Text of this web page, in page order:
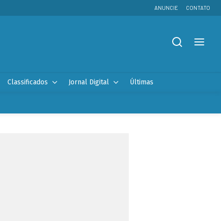
ANUNCIE CONTATO
Classificados Jornal Digital Últimas